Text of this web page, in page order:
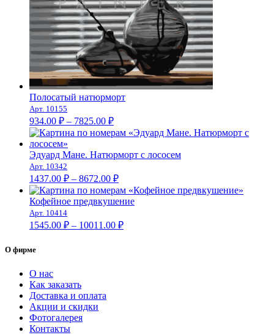
Полосатый натюрморт
Арт. 10155
934.00 ₽ – 7825.00 ₽Диапазон
цен:
–
Эдуард Мане. Натюрморт с лососем
Арт. 10342
1437.00 ₽ – 8672.00 ₽Диапазон
цен:
1437.00 ₽
8672.00 ₽
Кофейное предвкушение
Арт. 10414
1545.00 ₽ – 10011.00 ₽Диапазон
О фирме
О нас
Как заказать
Доставка и оплата
Акции и скидки
Фотогалерея
Контакты